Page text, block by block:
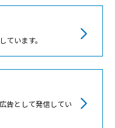
ています。
告として発信してい